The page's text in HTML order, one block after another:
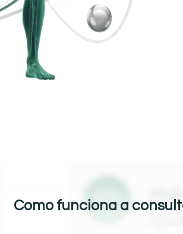
Como funciona a